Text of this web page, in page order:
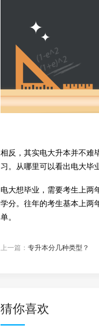
相反，其实电大升本并不难
习。从哪里可以看出电大毕
电大想毕业，需要考生上两
学分。往年的考生基本上两
单。
上一篇： 专升本分几种类型？
猜你喜欢